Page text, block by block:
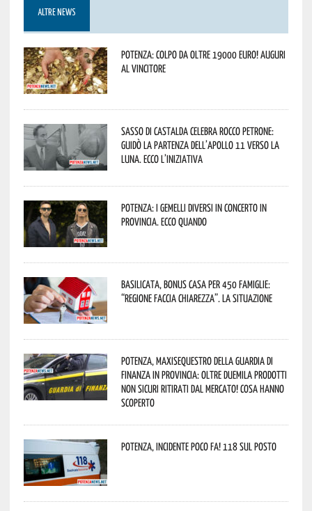
ALTRE NEWS
Potenza: colpo da oltre 19000 Euro! Auguri
al vincitore
Sasso di Castalda celebra Rocco Petrone:
guidò la partenza dell’Apollo 11 verso la
Luna. Ecco l’iniziativa
Potenza: i Gemelli DiVersi in concerto in
provincia. Ecco quando
Basilicata, Bonus casa per 450 famiglie:
“Regione faccia chiarezza”. La situazione
Potenza, maxisequestro della Guardia di
Finanza in provincia: oltre duemila prodotti
non sicuri ritirati dal mercato! Cosa hanno
scoperto
Potenza, incidente poco fa! 118 sul posto